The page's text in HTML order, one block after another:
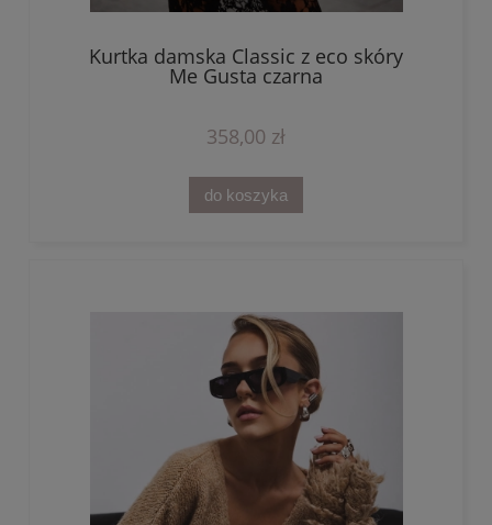
Kurtka damska Classic z eco skóry
Me Gusta czarna
358,00 zł
do koszyka